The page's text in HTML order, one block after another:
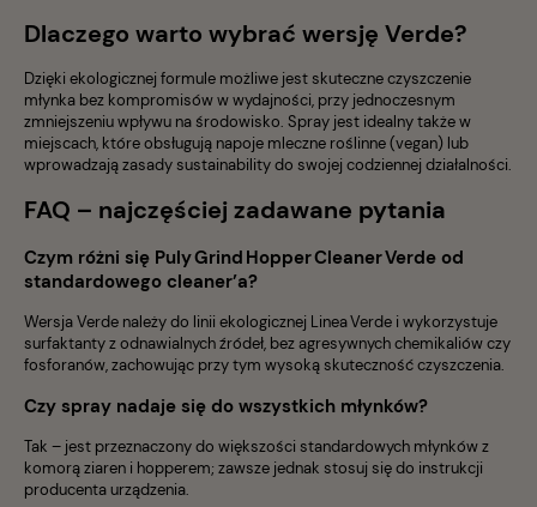
Dlaczego warto wybrać wersję Verde?
Dzięki ekologicznej formule możliwe jest skuteczne czyszczenie
młynka bez kompromisów w wydajności, przy jednoczesnym
zmniejszeniu wpływu na środowisko. Spray jest idealny także w
miejscach, które obsługują napoje mleczne roślinne (vegan) lub
wprowadzają zasady sustainability do swojej codziennej działalności.
FAQ – najczęściej zadawane pytania
Czym różni się Puly Grind Hopper Cleaner Verde od
standardowego cleaner’a?
Wersja Verde należy do linii ekologicznej Linea Verde i wykorzystuje
surfaktanty z odnawialnych źródeł, bez agresywnych chemikaliów czy
fosforanów, zachowując przy tym wysoką skuteczność czyszczenia.
Czy spray nadaje się do wszystkich młynków?
Tak – jest przeznaczony do większości standardowych młynków z
komorą ziaren i hopperem; zawsze jednak stosuj się do instrukcji
producenta urządzenia.